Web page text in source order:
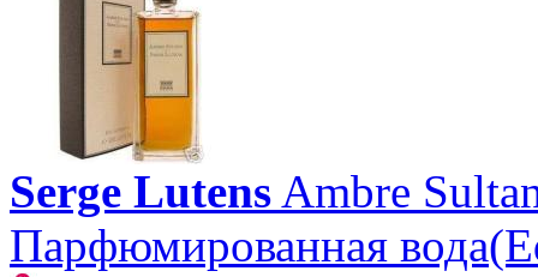
Serge Lutens Ambre
Парфюмированная